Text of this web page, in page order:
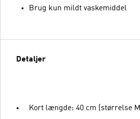
Brug kun mildt vaskemiddel
Detaljer
Kort længde: 40 cm (størrelse M)